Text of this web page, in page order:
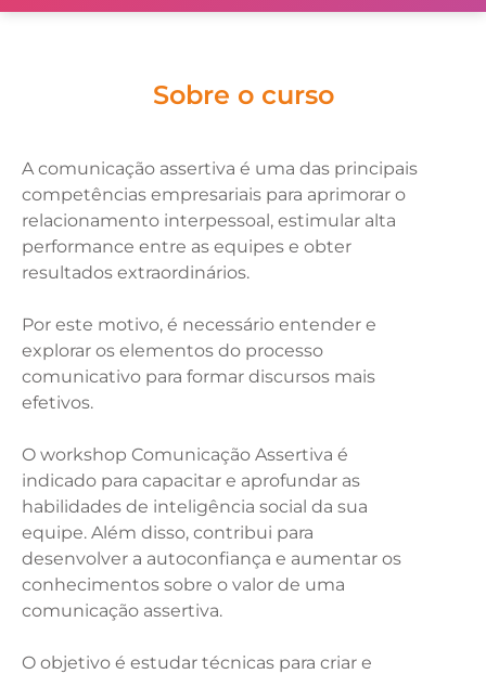
Sobre o curso
A comunicação assertiva é uma das principais
competências empresariais para aprimorar o
relacionamento interpessoal, estimular alta
performance entre as equipes e obter
resultados extraordinários.
Por este motivo, é necessário entender e
explorar os elementos do processo
comunicativo para formar discursos mais
efetivos.
O workshop Comunicação Assertiva é
indicado para capacitar e aprofundar as
habilidades de inteligência social da sua
equipe. Além disso, contribui para
desenvolver a autoconfiança e aumentar os
conhecimentos sobre o valor de uma
comunicação assertiva.
O objetivo é estudar técnicas para criar e